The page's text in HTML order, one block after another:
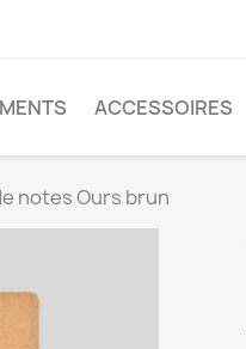
ACCESSOIRES
notes Ours brun